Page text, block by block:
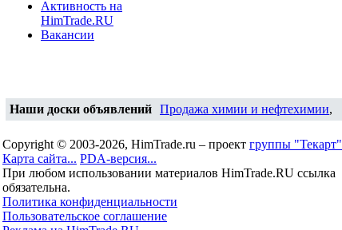
Активность на
HimTrade.RU
Вакансии
Наши доски объявлений Продажа химии и нефтехимии,
Copyright © 2003-2026, HimTrade.ru – проект группы "Текарт"
Карта сайта... PDA-версия...
При любом использовании материалов HimTrade.RU ссылка
обязательна.
Политика конфиденциальности
Пользовательское соглашение